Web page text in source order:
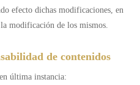
efecto dichas modificaciones, en
modificación de los mismos.
de contenidos
última instancia: